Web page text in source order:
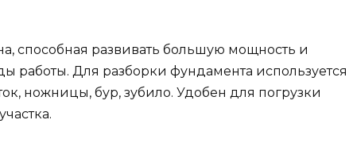
способная развивать большую мощность и
работы. Для разборки фундамента используется
ножницы, бур, зубило. Удобен для погрузки